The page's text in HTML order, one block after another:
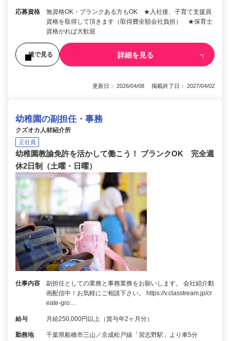
応募資格
無資格OK・ブランクある方もOK ★入社後、子育て支援員
資格を取得して頂きます（取得費全額会社負担） ★保育士
資格がれば大歓迎
後で見る 詳細を見る
更新日： 2026/04/08 掲載終了日： 2027/04/02
幼稚園の副担任・事務
クズオカ人材紹介所
正社員
幼稚園教諭免許を活かして働こう！ ブランクOK 完全週
休2日制（土曜・日曜）
仕事内容
副担任としての業務と事務業務をお願いします。 会社紹介動
画配信中！お気軽にご相談下さい。 https://v.classtream.jp/cr
eate-gro…
給与 月給250,000円以上（賞与年2ヶ月分）
勤務地 千葉県船橋市三山／京成松戸線「習志野駅」より車5分